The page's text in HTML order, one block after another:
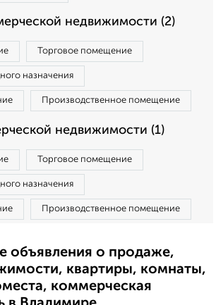
недвижимости (2)
Торговое помещение
назначения
Производственное помещение
недвижимости (1)
Торговое помещение
назначения
Производственное помещение
объявления о продаже,
квартиры, комнаты,
коммерческая